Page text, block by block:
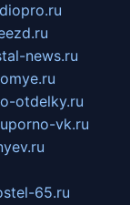
news.ru
otdelky.ru
porno-vk.ru
65.ru